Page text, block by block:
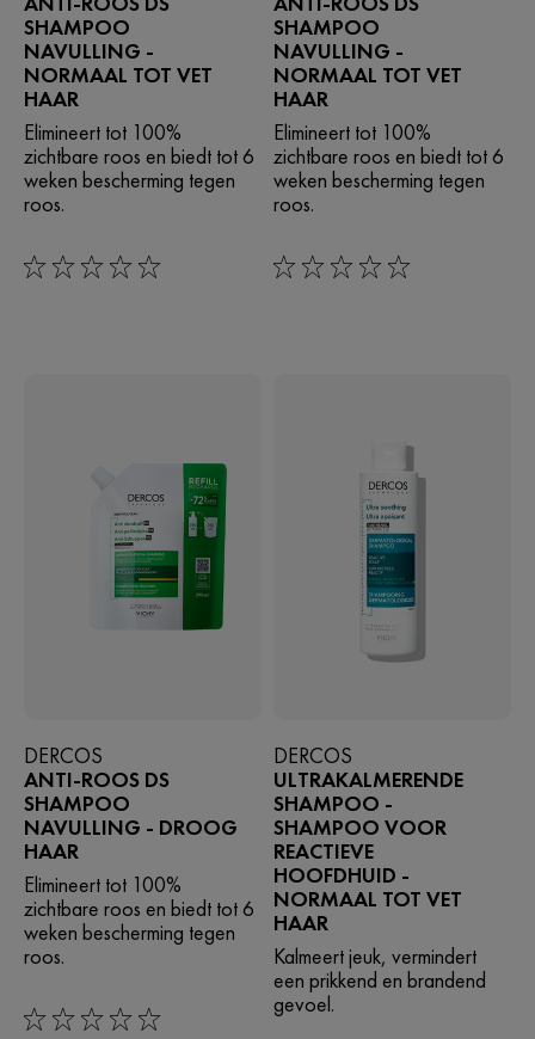
SHAMPOO
NAVULLING -
NORMAAL TOT VET
HAAR
Elimineert tot 100%
zichtbare roos en biedt tot 6
weken bescherming tegen
roos.
0/5
SHAMPOO
NAVULLING -
NORMAAL TOT VET
HAAR
Elimineert tot 100%
zichtbare roos en biedt tot 6
weken bescherming tegen
roos.
0/5
DERCOS
ANTI-ROOS DS
SHAMPOO
NAVULLING - DROOG
HAAR
Elimineert tot 100%
zichtbare roos en biedt tot 6
weken bescherming tegen
roos.
0/5
DERCOS
ULTRAKALMERENDE
SHAMPOO -
SHAMPOO VOOR
REACTIEVE
HOOFDHUID -
NORMAAL TOT VET
HAAR
Kalmeert jeuk, vermindert
een prikkend en brandend
gevoel.